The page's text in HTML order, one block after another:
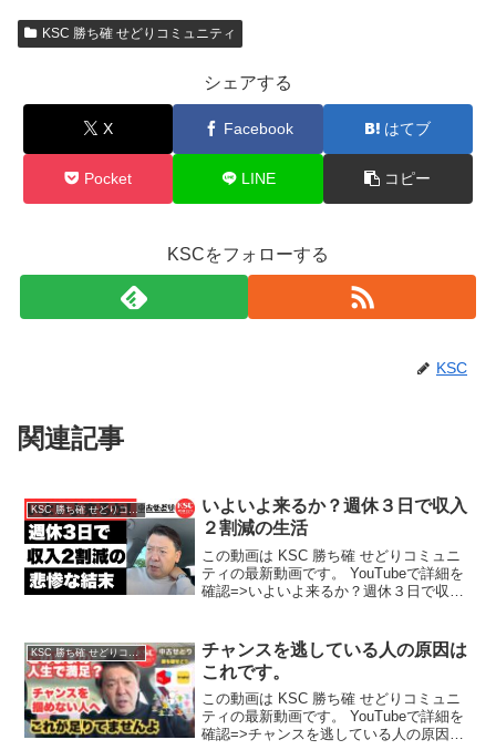
KSC 勝ち確 せどりコミュニティ
シェアする
X Facebook はてブ
Pocket LINE コピー
KSCをフォローする
KSC
関連記事
KSC 勝ち確 せどりコミュニティ
いよいよ来るか？週休３日で収入
２割減の生活
この動画は KSC 勝ち確 せどりコミュニ
ティの最新動画です。 YouTubeで詳細を
確認=>いよいよ来るか？週休３日で収入
KSC 勝ち確 せどりコミュニティ
チャンスを逃している人の原因は
これです。
この動画は KSC 勝ち確 せどりコミュニ
ティの最新動画です。 YouTubeで詳細を
確認=>チャンスを逃している人の原因は